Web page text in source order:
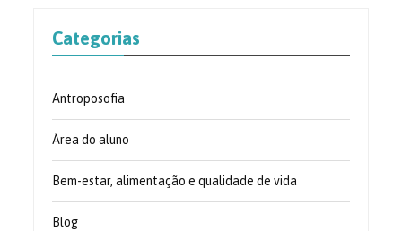
Categorias
Antroposofia
Área do aluno
Bem-estar, alimentação e qualidade de vida
Blog